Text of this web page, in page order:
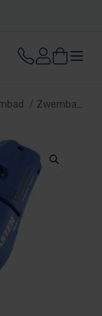
Zwembad reiniging